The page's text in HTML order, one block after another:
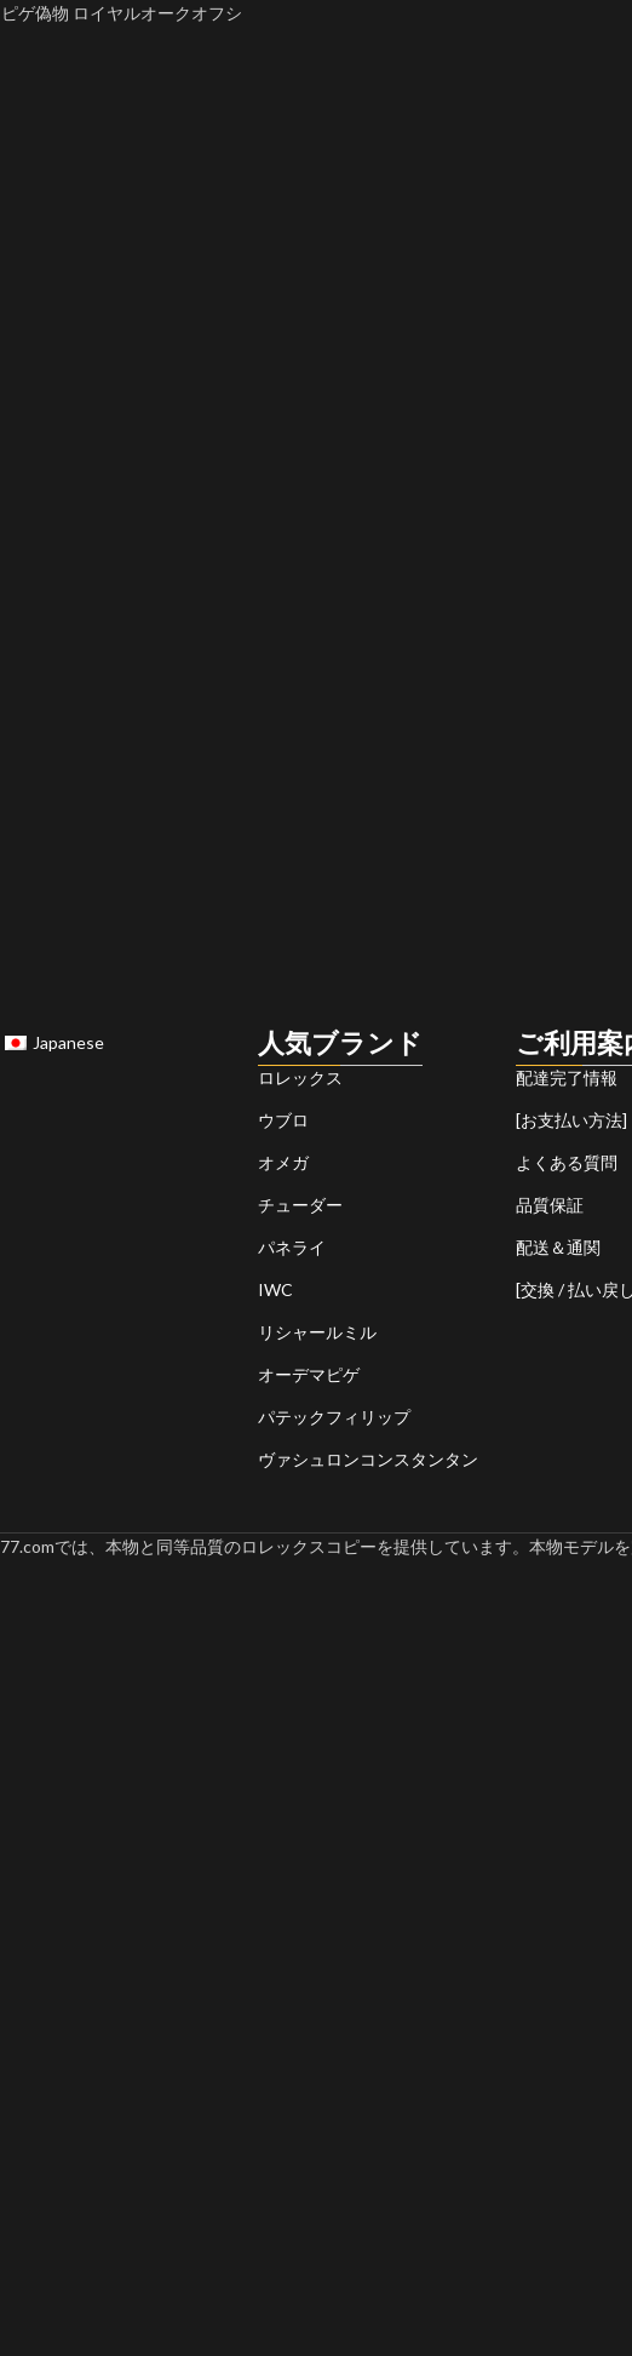
ゲ偽物 ロイヤルオークオフシ
Japanese 人気ブランド
ロレックス
ウブロ
オメガ
チューダー
パネライ
IWC
リシャールミル
オーデマピゲ
パテックフィリップ
ヴァシュロンコンスタンタン
ご利用案
配達完了情報
[お支払い方法]
よくある質問
品質保証
配送＆通関
[交換 / 払い戻
では、本物と同等品質のロレックスコピーを提供しています。本物モデル